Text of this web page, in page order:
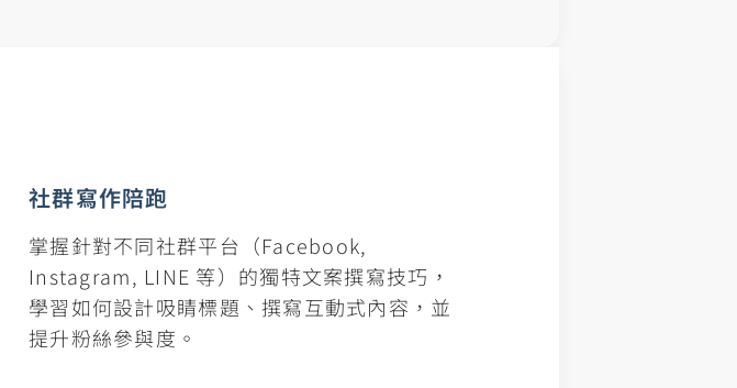
社群寫作陪跑
掌握針對不同社群平台（Facebook,
Instagram, LINE 等）的獨特文案撰寫技巧，
學習如何設計吸睛標題、撰寫互動式內容，並
提升粉絲參與度。